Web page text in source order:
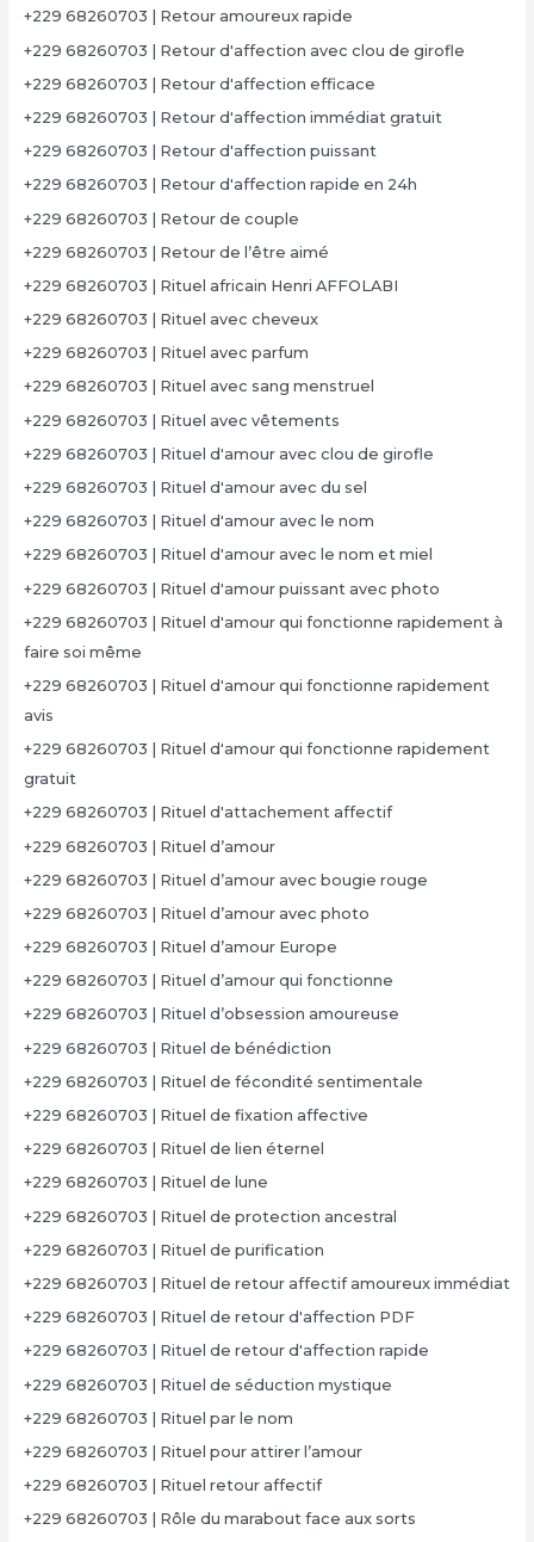
+229 68260703 | Retour amoureux rapide
+229 68260703 | Retour d'affection avec clou de girofle
+229 68260703 | Retour d'affection efficace
+229 68260703 | Retour d'affection immédiat gratuit
+229 68260703 | Retour d'affection puissant
+229 68260703 | Retour d'affection rapide en 24h
+229 68260703 | Retour de couple
+229 68260703 | Retour de l’être aimé
+229 68260703 | Rituel africain Henri AFFOLABI
+229 68260703 | Rituel avec cheveux
+229 68260703 | Rituel avec parfum
+229 68260703 | Rituel avec sang menstruel
+229 68260703 | Rituel avec vêtements
+229 68260703 | Rituel d'amour avec clou de girofle
+229 68260703 | Rituel d'amour avec du sel
+229 68260703 | Rituel d'amour avec le nom
+229 68260703 | Rituel d'amour avec le nom et miel
+229 68260703 | Rituel d'amour puissant avec photo
+229 68260703 | Rituel d'amour qui fonctionne rapidement à
faire soi même
+229 68260703 | Rituel d'amour qui fonctionne rapidement
avis
+229 68260703 | Rituel d'amour qui fonctionne rapidement
gratuit
+229 68260703 | Rituel d'attachement affectif
+229 68260703 | Rituel d’amour
+229 68260703 | Rituel d’amour avec bougie rouge
+229 68260703 | Rituel d’amour avec photo
+229 68260703 | Rituel d’amour Europe
+229 68260703 | Rituel d’amour qui fonctionne
+229 68260703 | Rituel d’obsession amoureuse
+229 68260703 | Rituel de bénédiction
+229 68260703 | Rituel de fécondité sentimentale
+229 68260703 | Rituel de fixation affective
+229 68260703 | Rituel de lien éternel
+229 68260703 | Rituel de lune
+229 68260703 | Rituel de protection ancestral
+229 68260703 | Rituel de purification
+229 68260703 | Rituel de retour affectif amoureux immédiat
+229 68260703 | Rituel de retour d'affection PDF
+229 68260703 | Rituel de retour d'affection rapide
+229 68260703 | Rituel de séduction mystique
+229 68260703 | Rituel par le nom
+229 68260703 | Rituel pour attirer l’amour
+229 68260703 | Rituel retour affectif
+229 68260703 | Rôle du marabout face aux sorts